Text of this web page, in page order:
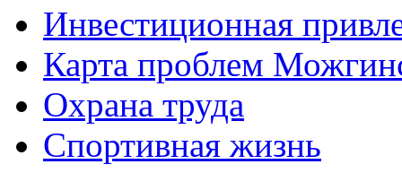
Инвестиционная
Карта проблем
Охрана труда
Спортивная жизнь